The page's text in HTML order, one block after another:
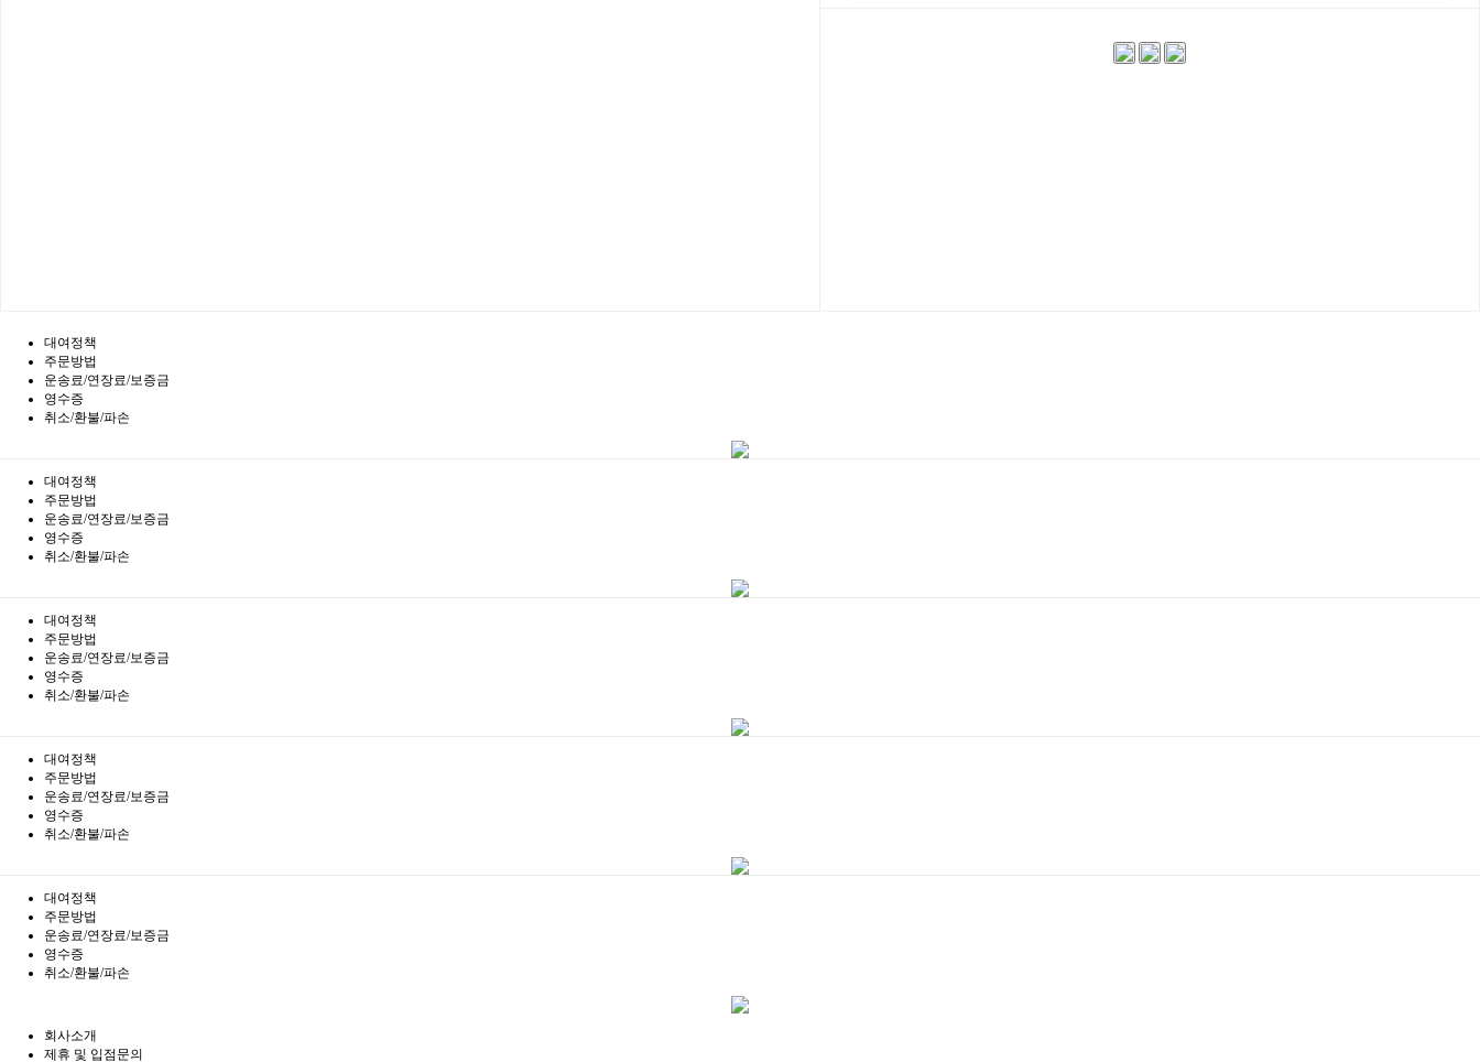
대여정책
주문방법
운송료/연장료/보증금
영수증
취소/환불/파손
대여정책
주문방법
운송료/연장료/보증금
영수증
취소/환불/파손
대여정책
주문방법
운송료/연장료/보증금
영수증
취소/환불/파손
대여정책
주문방법
운송료/연장료/보증금
영수증
취소/환불/파손
대여정책
주문방법
운송료/연장료/보증금
영수증
취소/환불/파손
회사소개
제휴 및 입점문의